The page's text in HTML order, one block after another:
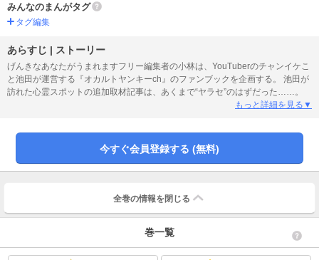
みんなのまんがタグ
タグ編集
あらすじ | ストーリー
げんきなあなたがうまれますフリー編集者の小林は、YouTuberのチャンイケこ
と池田が運営する『オカルトヤンキーch』のファンブックを企画する。 池田が
訪れた心霊スポットの追加取材記事は、あくまで“ヤラセ”のはずだった……。
もっと詳細を見る▼
今すぐ会員登録する (無料)
全巻の情報を 閉じる
巻一覧